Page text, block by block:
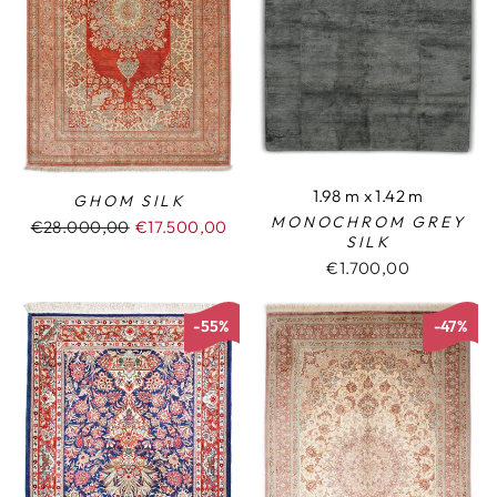
GHOM SILK
Normaler
€28.000,00 Sonderpreis
€17.500,00
1.98 m x 1.42 m
MONOCHROM GREY
SILK
€1.700,00
-55% -47%